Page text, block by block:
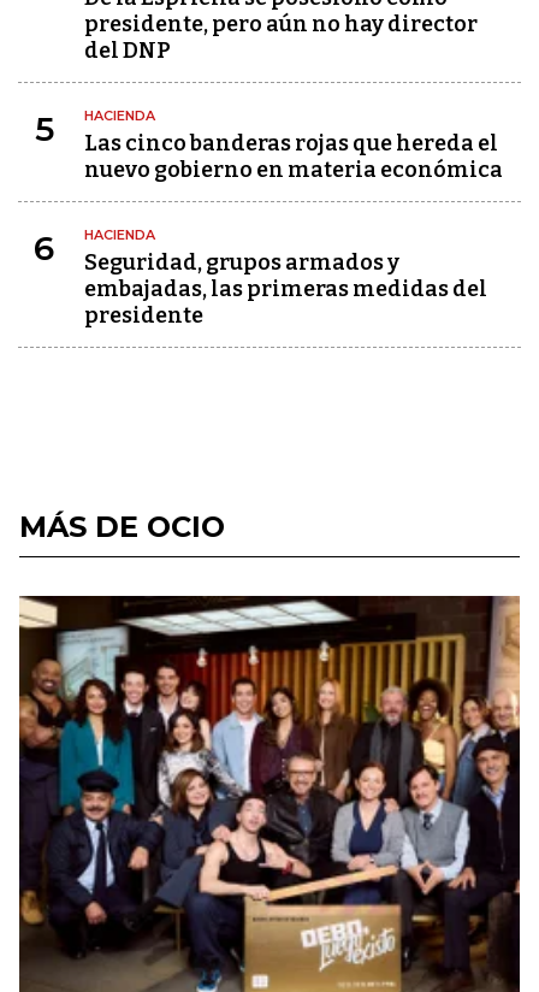
presidente, pero aún no hay director
del DNP
5 HACIENDA
Las cinco banderas rojas que hereda el
nuevo gobierno en materia económica
6 HACIENDA
Seguridad, grupos armados y
embajadas, las primeras medidas del
presidente
MÁS DE OCIO